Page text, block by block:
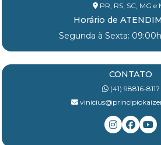
PR, RS, SC, MG e
Horário de
Segunda à Sexta:
CONTATO
(41) 98816-8117